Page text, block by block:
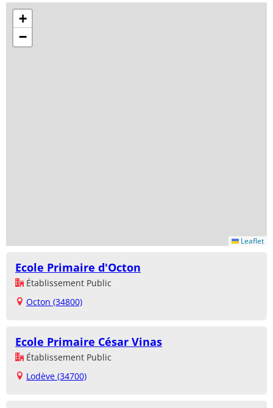
+
−
Leaflet
Ecole Primaire d'Octon
Établissement Public
Octon (34800)
Ecole Primaire César Vinas
Établissement Public
Lodève (34700)